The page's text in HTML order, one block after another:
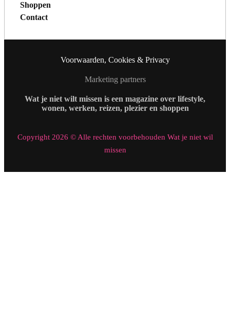
Shoppen
Contact
Voorwaarden, Cookies & Privacy
Marketing partners
Wat je niet wilt missen is een magazine over lifestyle,
wonen, werken, reizen, plezier en shoppen
Copyright 2026 © Alle rechten voorbehouden Wat je niet wil
missen